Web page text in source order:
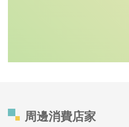
周邊消費店家